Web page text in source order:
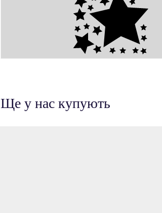
Ще у нас купують